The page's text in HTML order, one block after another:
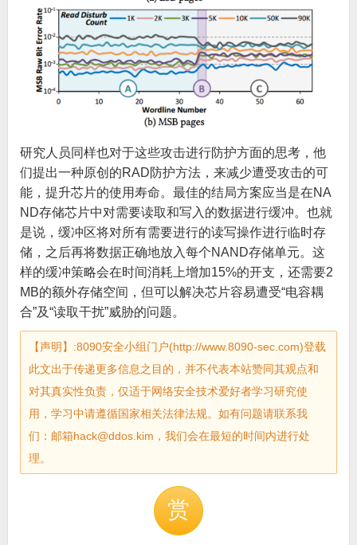
研究人员同样也对于这些攻击进行防护方面的思考，他
们提出一种原创的RAD防护方法，来减少遭受攻击的可
能，提升芯片的使用寿命。最佳的结局方案应当是在NA
ND存储芯片中对需要读取和写入的数据进行缓冲。也就
是说，缓冲区将对所有需要进行的读写操作进行临时存
储，之后再将数据正确地放入每个NAND存储单元。这
样的缓冲策略会在时间消耗上增加15%的开支，还需要2
MB的额外存储空间，但可以解决芯片容易遭受“电容耦
合”及“读取干扰”威胁的问题。
【声明】:8090安全小组门户(http://www.8090-sec.com)登载
此文出于传递更多信息之目的，并不代表本站赞同其观点和
对其真实性负责，仅适于网络安全技术爱好者学习研究使
用，学习中请遵循国家相关法律法规。如有问题请联系我
们：邮箱hack@ddos.kim，我们会在最短的时间内进行处
理。
赏